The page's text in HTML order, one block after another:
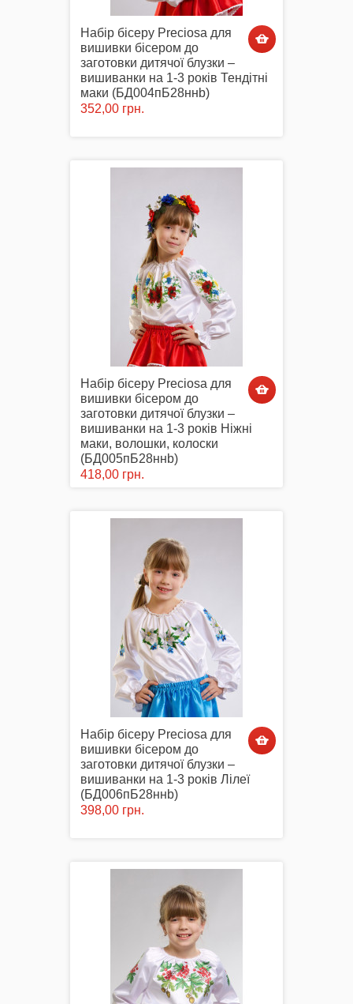
Набір бісеру Preciosa для
вишивки бісером до
заготовки дитячої блузки –
вишиванки на 1-3 років Тендітні
маки (БД004пБ28ннb)
352,00 грн.
Набір бісеру Preciosa для
вишивки бісером до
заготовки дитячої блузки –
вишиванки на 1-3 років Ніжні
маки, волошки, колоски
(БД005пБ28ннb)
418,00 грн.
Набір бісеру Preciosa для
вишивки бісером до
заготовки дитячої блузки –
вишиванки на 1-3 років Лілеї
(БД006пБ28ннb)
398,00 грн.